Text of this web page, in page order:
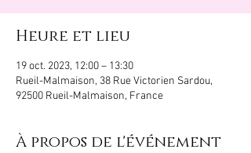
Heure et lieu
19 oct. 2023, 12:00 – 13:30
Rueil-Malmaison, 38 Rue Victorien Sardou,
92500 Rueil-Malmaison, France
À propos de l'événement